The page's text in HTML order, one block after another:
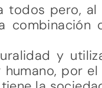
todos pero, al
combinación
y
por